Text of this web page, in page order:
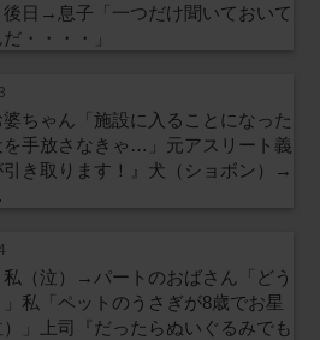
後日→息子「一つだけ聞いておいて
・・・・」
ちゃん「施設に入ることになった
を手放さなきゃ…」元アスリート義
き取ります！』犬（ショボン）→
（泣）→パートのおばさん「どう
」私「ペットのうさぎが8歳でお星
」上司『だったらぬいぐるみでも